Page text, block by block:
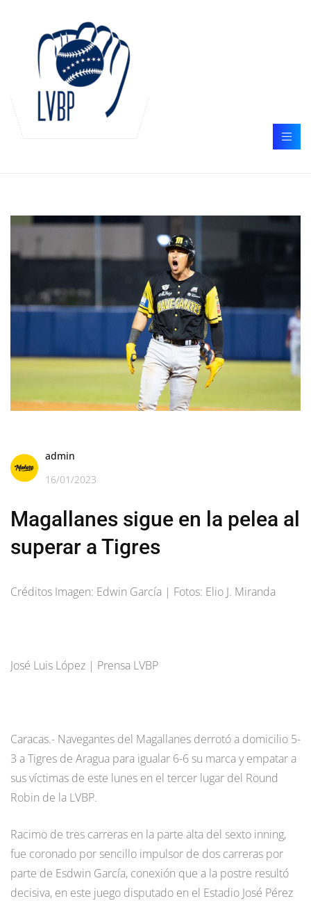
admin
16/01/2023
Magallanes sigue en la pelea al
superar a Tigres
Créditos Imagen: Edwin García | Fotos: Elio J. Miranda
José Luis López | Prensa LVBP
Caracas.- Navegantes del Magallanes derrotó a domicilio 5-
3 a Tigres de Aragua para igualar 6-6 su marca y empatar a
sus víctimas de este lunes en el tercer lugar del Round
Robin de la LVBP.
Racimo de tres carreras en la parte alta del sexto inning,
fue coronado por sencillo impulsor de dos carreras por
parte de Esdwin García, conexión que a la postre resultó
decisiva, en este juego disputado en el Estadio José Pérez